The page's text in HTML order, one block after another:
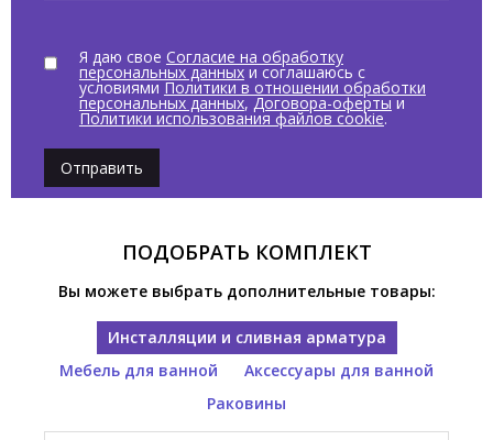
Я даю свое Согласие на обработку
персональных данныхи соглашаюсь с
условиями Политики в отношении обработки
персональных данных, Договора-оферты и
Политики использования файлов cookie.
Отправить
ПОДОБРАТЬ КОМПЛЕКТ
Вы можете выбрать дополнительные товары:
Инсталляции и сливная арматура
Мебель для ванной
Аксессуары для ванной
Раковины